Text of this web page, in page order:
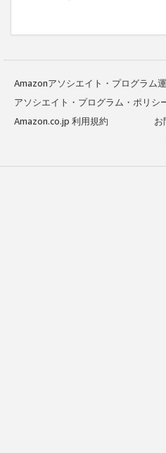
Amazonアソシエイト・プログラム
アソシエイト・プログラム・ポリシ
Amazon.co.jp 利用規約
お